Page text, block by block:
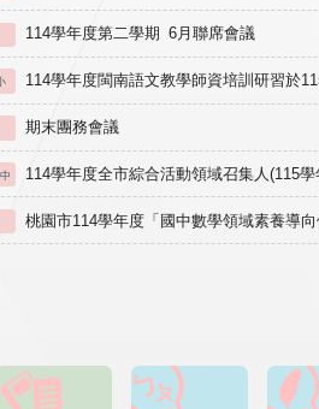
114學年度第二學期 6月聯席會議
114學年度閩南語文教學師資培訓研習於
期末團務會議
114學年度全市綜合活動領域召集人(115
桃園市114學年度「國中數學領域素養導